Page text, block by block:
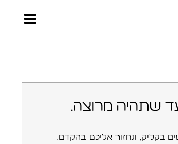
שתהיה מרוצה.
בקליק, ונחזור אליכם בהקדם.